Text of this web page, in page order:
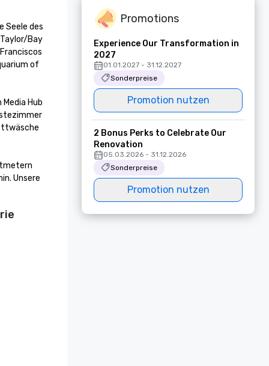
Seele des
Bay
of
Hub
Unsere
Promotions
Experience Our Transformation in
2027
01.01.2027 - 31.12.2027
Sonderpreise
Promotion nutzen
2 Bonus Perks to Celebrate Our
Renovation
05.03.2026 - 31.12.2026
Sonderpreise
Promotion nutzen